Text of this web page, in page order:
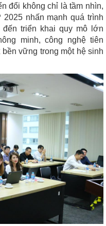
đổi không chỉ là tầm nhìn,
2025 nhấn mạnh quá trình
triển khai quy mô lớn
minh, công nghệ tiên
vững trong một hệ sinh